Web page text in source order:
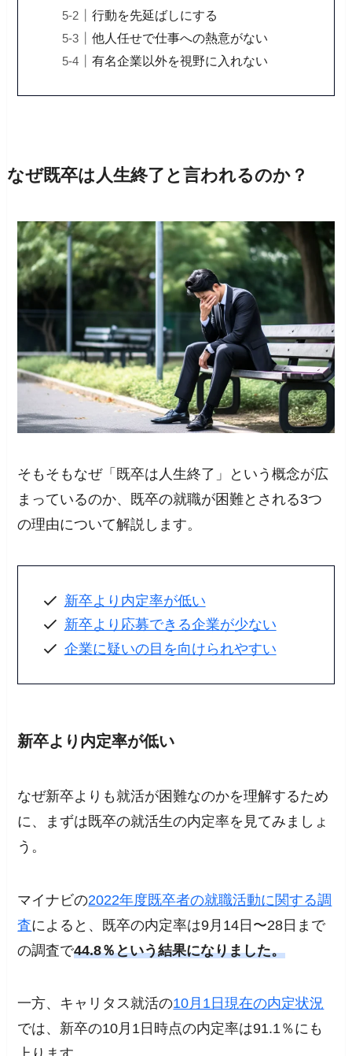
行動を先延ばしにする
他人任せで仕事への熱意がない
有名企業以外を視野に入れない
なぜ既卒は人生終了と言われるのか？
そもそもなぜ「既卒は人生終了」という概念が広
まっているのか、既卒の就職が困難とされる3つ
の理由について解説します。
新卒より内定率が低い
新卒より応募できる企業が少ない
企業に疑いの目を向けられやすい
新卒より内定率が低い
なぜ新卒よりも就活が困難なのかを理解するため
に、まずは既卒の就活生の内定率を見てみましょ
う。
マイナビの2022年度既卒者の就職活動に関する調
査によると、既卒の内定率は9月14日〜28日まで
の調査で44.8％という結果になりました。
一方、キャリタス就活の10月1日現在の内定状況
では、新卒の10月1日時点の内定率は91.1％にも